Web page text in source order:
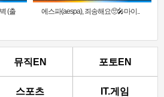
(출
에스파(aespa), 죄송해요🥺🎤마이..
뮤직EN 포토EN
스포츠 IT.게임